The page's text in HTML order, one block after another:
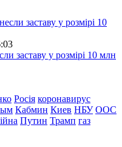
заставу у розмірі 10 млн
Росія коронавирус
Кабмин Киев НБУ ООС
Путин Трамп газ